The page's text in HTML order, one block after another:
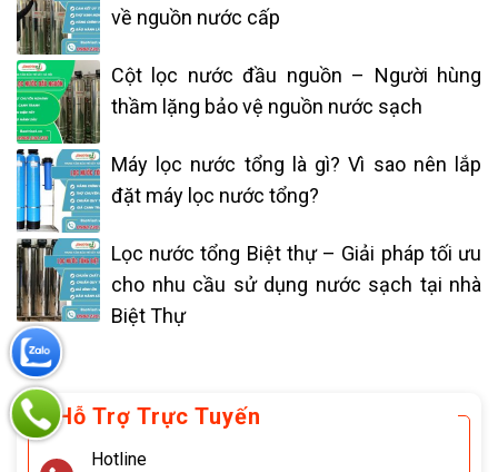
Hỗ Trợ Trực Tuyến
Hotline
về nguồn nước cấp
Cột lọc nước đầu nguồn – Người hùng
thầm lặng bảo vệ nguồn nước sạch
Máy lọc nước tổng là gì? Vì sao nên lắp
đặt máy lọc nước tổng?
Lọc nước tổng Biệt thự – Giải pháp tối ưu
cho nhu cầu sử dụng nước sạch tại nhà
Biệt Thự